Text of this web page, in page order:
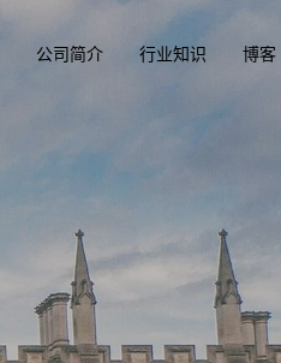
公司简介 行业知识 博客